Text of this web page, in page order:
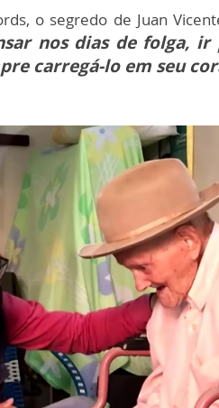
o segredo de Juan
nos dias de folga, ir
carregá-lo em seu